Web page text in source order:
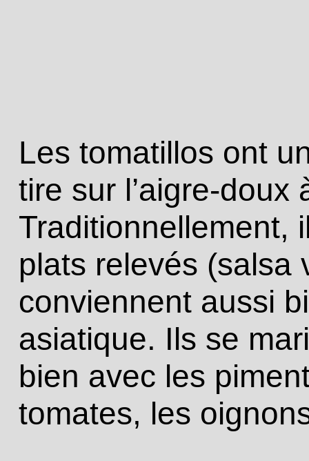
Les tomatillos ont
tire sur l’aigre-doux
Traditionnellement,
plats relevés (salsa
conviennent aussi
asiatique. Ils se
bien avec les
tomates, les